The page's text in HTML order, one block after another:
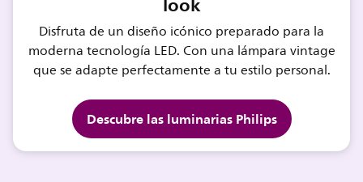
Disfruta de un diseño icónico preparado para la
moderna tecnología LED. Con una lámpara vintage
que se adapte perfectamente a tu estilo personal.
Descubre las luminarias Philips